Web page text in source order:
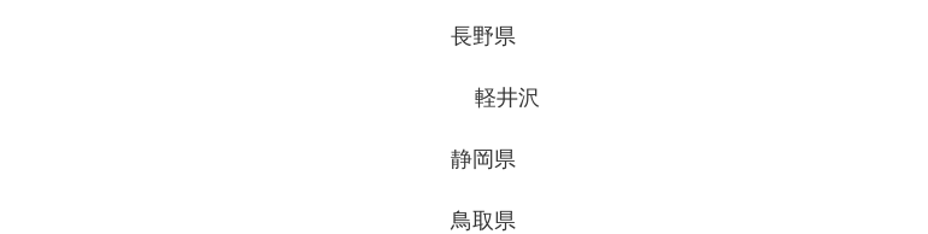
長野県
軽井沢
静岡県
鳥取県